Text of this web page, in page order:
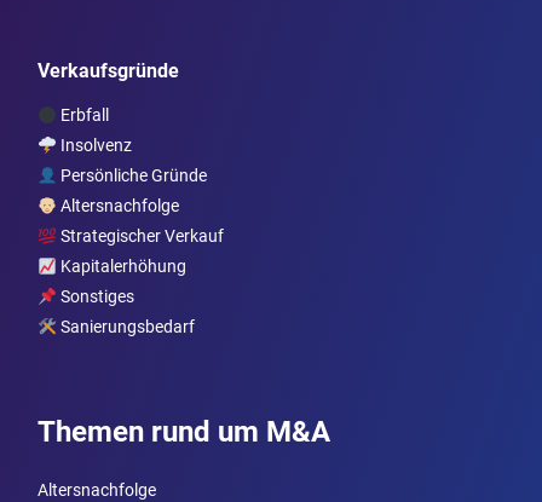
Verkaufsgründe
Erbfall
Insolvenz
Persönliche Gründe
Altersnachfolge
Strategischer Verkauf
Kapitalerhöhung
Sonstiges
Sanierungsbedarf
Themen rund um M&A
Altersnachfolge